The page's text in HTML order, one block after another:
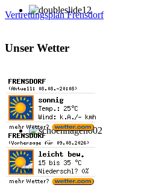
Vertretungsplan Frensdorf
Unser Wetter